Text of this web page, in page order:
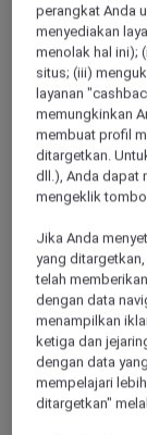
Khao
Fuel your
Resort &
the
This 5-star
views of
charm of
crafted
escape in
Whether
or find your
the time to
perangkat Anda
menyediakan
menolak hal ini);
situs; (iii)
layanan
memungkinkan
membuat profil
ditargetkan.
dll.), Anda dapat
mengeklik
Jika Anda
yang
telah
dengan data
menampilkan
ketiga dan
dengan data
mempelajari
ditargetkan"